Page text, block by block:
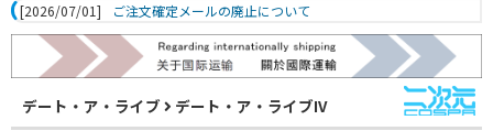
[2026/07/01]
ご注文確定メールの廃止について
デート・ア・ライブ デート・ア・ライブIV